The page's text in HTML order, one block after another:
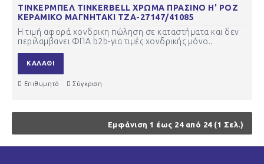
ΤΙΝΚΕΡΜΠΕΛ TINKERBELL ΧΡΩΜΑ ΠΡΑΣΙΝΟ Η' ΡΟΖ
ΚΕΡΑΜΙΚΟ ΜΑΓΝΗΤΑΚΙ ΤΖΑ-27147/41085
Η τιμή αφορά χονδρικη πώληση σε καταστήματα και δεν
περιλαμβανει ΦΠΑ b2b-για τιμές χονδρικής μόνο..
ΚΑΛΆΘΙ
Επιθυμητό Σύγκριση
Εμφάνιση 1 έως 24 από 24 (1 Σελ.)